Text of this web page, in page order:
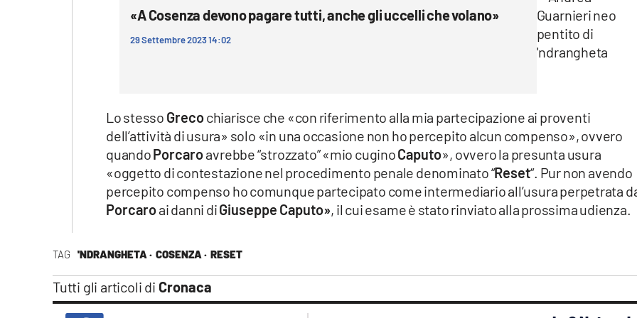
TAG 'NDRANGHETA · COSENZA · RESET
Tutti gli articoli di Cronaca
«A Cosenza devono pagare tutti, anche gli uccelli che volano»
29 Settembre 2023 14:02
Lo stesso Grecochiarisce che «con riferimento alla mia partecipazione ai proventi
dell’attività di usura» solo «in una occasione non ho percepito alcun compenso», ovvero
quandoPorcaroavrebbe “strozzato” «mio cuginoCaputo», ovvero la presunta usura
«oggetto di contestazione nel procedimento penale denominato “Reset“. Pur non avendo
percepito compenso ho comunque partecipato come intermediario all’usura perpetrata
Porcaroai danni diGiuseppe Caputo», il cui esame è stato rinviato alla prossima udienza.